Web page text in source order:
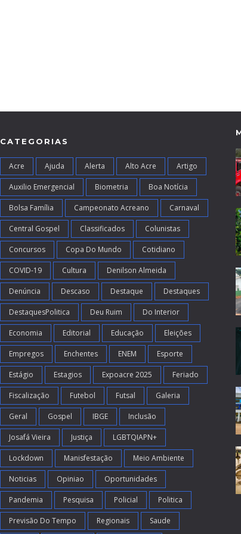
CATEGORIAS
Acre Ajuda Alerta Alto Acre Artigo
Auxilio Emergencial Biometria Boa Notícia
Bolsa Família Campeonato Acreano Carnaval
Central Gospel Classificados Colunistas
Concursos Copa Do Mundo Cotidiano
COVID-19 Cultura Denilson Almeida
Denúncia Descaso Destaque Destaques
DestaquesPolitica Deu Ruim Do Interior
Economia Editorial Educação Eleições
Empregos Enchentes ENEM Esporte
Estágio Estagios Expoacre 2025 Feriado
Fiscalização Futebol Futsal Galeria
Geral Gospel IBGE Inclusão
Josafá Vieira Justiça LGBTQIAPN+
Lockdown Manisfestação Meio Ambiente
Noticias Opiniao Oportunidades
Pandemia Pesquisa Policial Politica
Previsão Do Tempo Regionais Saude